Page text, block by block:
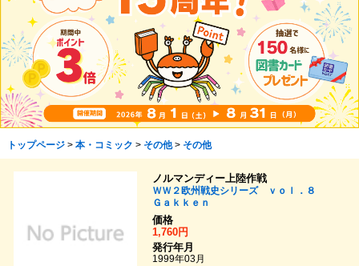
トップページ> 本・コミック > その他> その他
ノルマンディー上陸作戦
ＷＷ２欧州戦史シリーズ ｖｏｌ．８
Ｇａｋｋｅｎ
価格
1,760円
発行年月
1999年03月